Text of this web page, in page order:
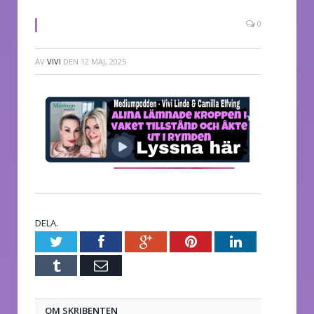
0
AV VIVI DEN 12 MAJ, 2025
DELA.
TwitterFacebookGoogle+PinterestLinkedIn
Tumblr E-
OM SKRIBENTEN